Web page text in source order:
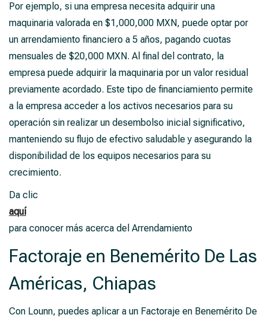
Por ejemplo, si una empresa necesita adquirir una
maquinaria valorada en $1,000,000 MXN, puede optar por
un arrendamiento financiero a 5 años, pagando cuotas
mensuales de $20,000 MXN. Al final del contrato, la
empresa puede adquirir la maquinaria por un valor residual
previamente acordado. Este tipo de financiamiento permite
a la empresa acceder a los activos necesarios para su
operación sin realizar un desembolso inicial significativo,
manteniendo su flujo de efectivo saludable y asegurando la
disponibilidad de los equipos necesarios para su
crecimiento.
Da clic
aquí
para conocer más acerca del Arrendamiento
Factoraje en Benemérito De Las
Américas, Chiapas
Con Lounn, puedes aplicar a un Factoraje en Benemérito De